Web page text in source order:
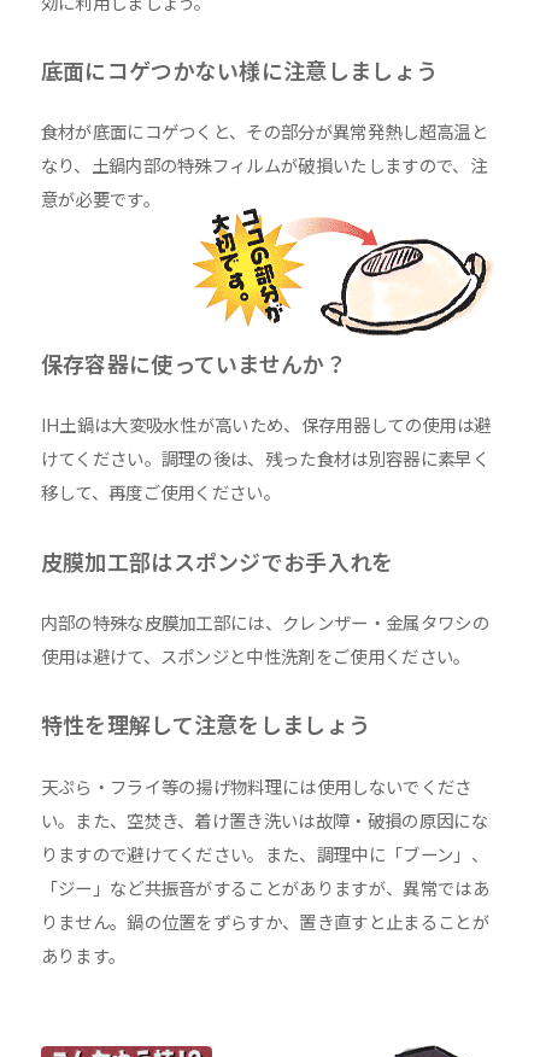
底面にコゲつかない様に注意しましょう
食材が底面にコゲつくと、その部分が異常発熱し超高温と
なり、土鍋内部の特殊フィルムが破損いたしますので、注
意が必要です。
保存容器に使っていませんか？
IH土鍋は大変吸水性が高いため、保存用器しての使用は避
けてください。調理の後は、残った食材は別容器に素早く
移して、再度ご使用ください。
皮膜加工部はスポンジでお手入れを
内部の特殊な皮膜加工部には、クレンザー・金属タワシの
使用は避けて、スポンジと中性洗剤をご使用ください。
特性を理解して注意をしましょう
天ぷら・フライ等の揚げ物料理には使用しないでくださ
い。また、空焚き、着け置き洗いは故障・破損の原因にな
りますので避けてください。また、調理中に「ブーン」、
「ジー」など共振音がすることがありますが、異常ではあ
りません。鍋の位置をずらすか、置き直すと止まることが
あります。